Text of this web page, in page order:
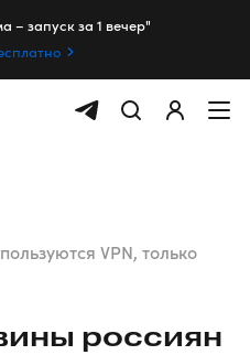
– запуск за 1 вечер"
VPN, только
россиян